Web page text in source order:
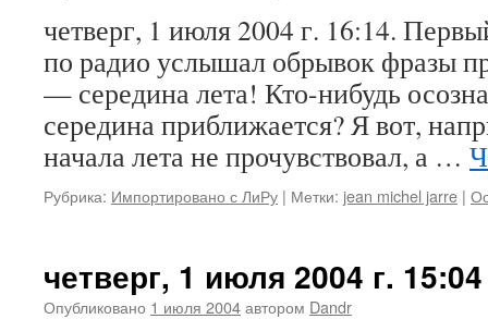
четверг, 1 июля 2004 г. 16:14.
по радио услышал обрывок фразы
— середина лета! Кто-нибудь
середина приближается? Я вот,
начала лета не прочувствовал, а …
Рубрика: Импортировано с ЛиРу | Метки: jean michel jarre |
четверг, 1 июля 2004 г.
Опубликовано 1 июля 2004автором Dandr